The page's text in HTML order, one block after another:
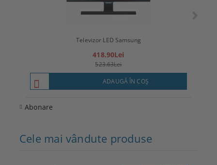
Televizor LED Samsung
418.90Lei
523.63Lei
ADAUGĂ ÎN COŞ
Abonare
Cele mai vândute produse